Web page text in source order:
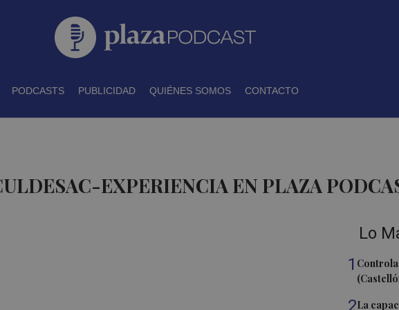
PODCASTS PUBLICIDAD QUIÉNES SOMOS CONTACTO
EXPERIENCIA EN PLAZA
Lo
1
2La